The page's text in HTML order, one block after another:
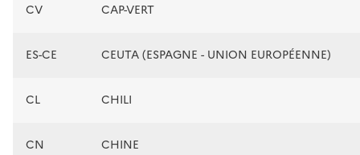
CV CAP-VERT
ES-CE CEUTA (ESPAGNE - UNION EUROPÉENNE)
CL CHILI
CN CHINE